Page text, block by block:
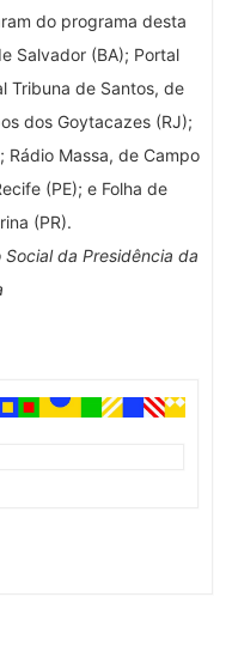
do programa desta
Salvador (BA); Portal
Tribuna de Santos, de
dos Goytacazes (RJ);
Rádio Massa, de Campo
(PE); e Folha de
(PR).
da Presidência da